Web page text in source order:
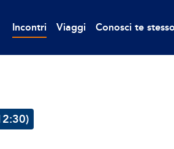
Incontri Viaggi Conosci te stesso